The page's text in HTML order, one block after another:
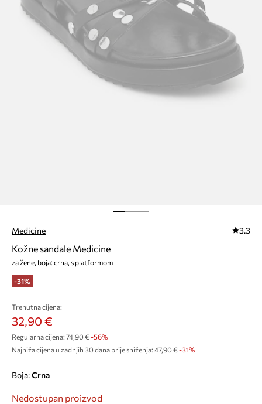
Medicine 3.3
Kožne sandale Medicine
za žene, boja: crna, s platformom
-31%
Trenutna cijena:
32,90 €
Regularna cijena: 74,90 €-56%
Najniža cijena u zadnjih 30 dana prije sniženja: 47,90 € -31%
Boja: crna
Nedostupan proizvod